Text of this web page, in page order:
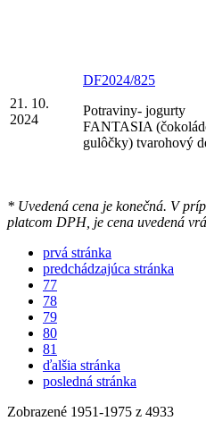
21. 10.
2024
DF2024/825
Potraviny- jogurty
FANTASIA
gulôčky) tvarohový
* Uvedená cena je konečná. V
platcom DPH, je cena uvedená
prvá stránka
predchádzajúca stránka
77
78
79
80
81
ďalšia stránka
posledná stránka
Zobrazené 1951-1975 z 4933